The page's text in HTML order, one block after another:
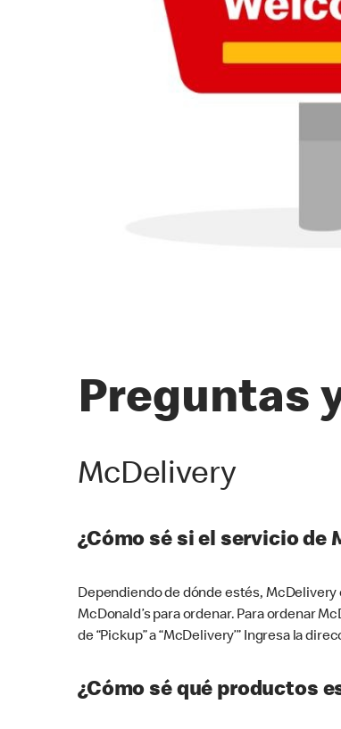
Preguntas
McDelivery
¿Cómo sé si el servicio de
Dependiendo de dónde estés, McDelivery
McDonald’s para ordenar. Para ordenar
de “Pickup” a “McDelivery’” Ingresa la
¿Cómo sé qué productos